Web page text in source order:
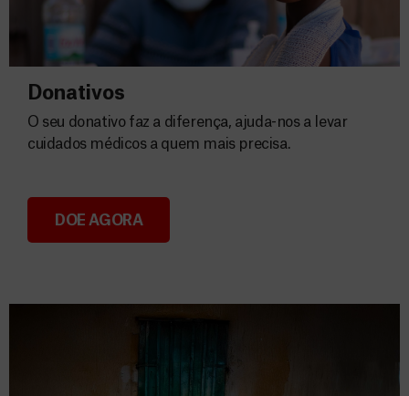
Donativos
Donativos
O seu donativo faz a diferença, ajuda-nos a levar
cuidados médicos a quem mais precisa.
DOE AGORA